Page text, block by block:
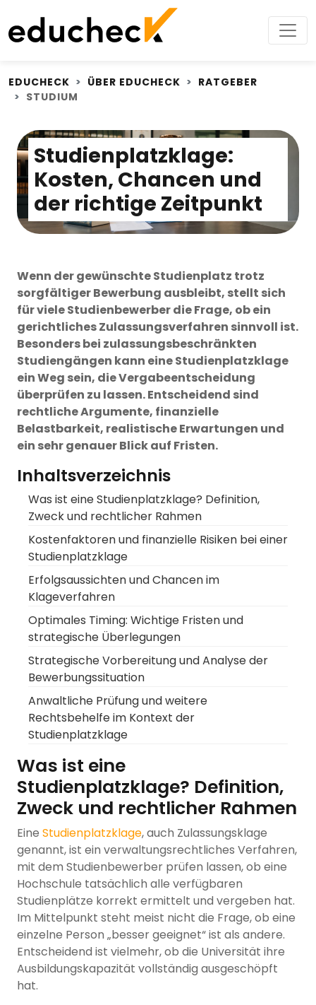
EDUCHECK ÜBER EDUCHECK
RATGEBER
STUDIUM
Studienplatzklage:
Kosten, Chancen und
der richtige Zeitpunkt
Wenn der gewünschte Studienplatz trotz
sorgfältiger Bewerbung ausbleibt, stellt sich
für viele Studienbewerber die Frage, ob ein
gerichtliches Zulassungsverfahren sinnvoll ist.
Besonders bei zulassungsbeschränkten
Studiengängen kann eine Studienplatzklage
ein Weg sein, die Vergabeentscheidung
überprüfen zu lassen. Entscheidend sind
rechtliche Argumente, finanzielle
Belastbarkeit, realistische Erwartungen und
ein sehr genauer Blick auf Fristen.
Inhaltsverzeichnis
Was ist eine Studienplatzklage? Definition,
Zweck und rechtlicher Rahmen
Kostenfaktoren und finanzielle Risiken bei einer
Studienplatzklage
Erfolgsaussichten und Chancen im
Klageverfahren
Optimales Timing: Wichtige Fristen und
strategische Überlegungen
Strategische Vorbereitung und Analyse der
Bewerbungssituation
Anwaltliche Prüfung und weitere
Rechtsbehelfe im Kontext der
Studienplatzklage
Was ist eine
Studienplatzklage? Definition,
Zweck und rechtlicher Rahmen
Eine Studienplatzklage, auch Zulassungsklage
genannt, ist ein verwaltungsrechtliches Verfahren,
mit dem Studienbewerber prüfen lassen, ob eine
Hochschule tatsächlich alle verfügbaren
Studienplätze korrekt ermittelt und vergeben hat.
Im Mittelpunkt steht meist nicht die Frage, ob eine
einzelne Person „besser geeignet“ ist als andere.
Entscheidend ist vielmehr, ob die Universität ihre
Ausbildungskapazität vollständig ausgeschöpft
hat.